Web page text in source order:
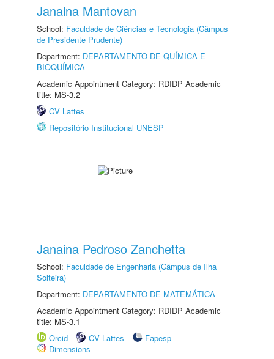
Janaina Mantovan
School: Faculdade de Ciências e Tecnologia (Câmpus
de Presidente Prudente)
Department: DEPARTAMENTO DE QUÍMICA E
BIOQUÍMICA
Academic Appointment Category: RDIDP Academic
title: MS-3.2
CV Lattes
Repositório Institucional UNESP
Janaina Pedroso Zanchetta
School: Faculdade de Engenharia (Câmpus de Ilha
Solteira)
Department: DEPARTAMENTO DE MATEMÁTICA
Academic Appointment Category: RDIDP Academic
title: MS-3.1
Orcid
CV Lattes
Fapesp
Dimensions